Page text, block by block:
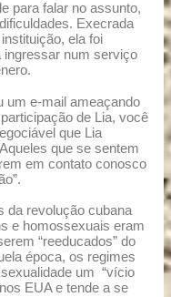
para falar no assunto,
Execrada
ela foi
ingressar num serviço
um e-mail ameaçando
de Lia, você
que Lia
que se sentem
em contato conosco
da revolução cubana
e homossexuais eram
“reeducados” do
época, os regimes
um “vício
EUA e tende a se